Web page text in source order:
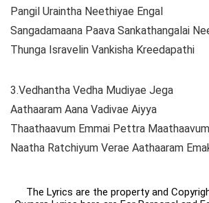
Pangil Uraintha Neethiyae Engal
Sangadamaana Paava Sankathangalai
Thunga Isravelin Vankisha Kreedapathi
3.Vedhantha Vedha Mudiyae Jega
Aathaaram Aana Vadivae Aiyya
Thaathaavum Emmai Pettra
Naatha Ratchiyum Verae Aathaaram
The Lyrics are the property and